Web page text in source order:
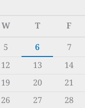
W T
F
5 6
7
12 13
14
19 20
21
26 27
28